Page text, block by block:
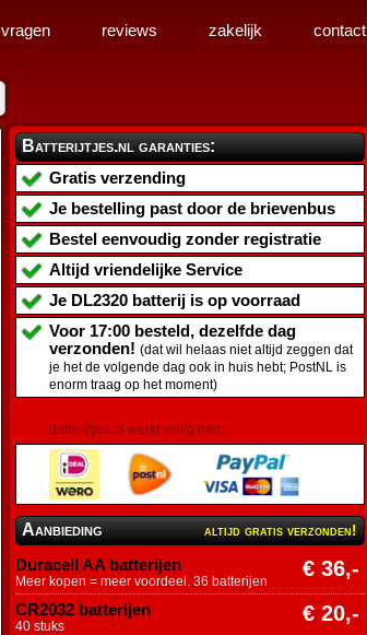
Batterijtjes.nl garanties:
Gratis verzending
Je bestelling past door de brievenbus
Bestel eenvoudig zonder registratie
Altijd vriendelijke Service
Je DL2320 batterij is op voorraad
Voor 17:00 besteld, dezelfde dag
verzonden! (dat wil helaas niet altijd zeggen dat
je het de volgende dag ook in huis hebt; PostNL is
enorm traag op het moment)
Batterijtjes.nl werkt veilig met:
Aanbieding altijd gratis verzonden!
Duracell AA batterijen € 36,-
Meer kopen = meer voordeel. 36 batterijen
CR2032 batterijen € 20,-
40 stuks
vragen reviews zakelijk contact